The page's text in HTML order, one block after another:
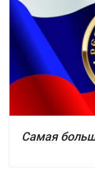
Самая